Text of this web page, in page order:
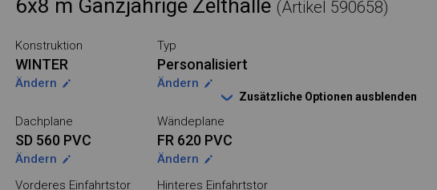
6x8 m Ganzjährige Zelthalle (Artikel 590658)
Konstruktion
WINTER
Ändern
Typ
Personalisiert
Ändern
Zusätzliche Optionen ausblenden
Dachplane
SD 560 PVC
Ändern
Wändeplane
FR 620 PVC
Ändern
Vorderes Einfahrtstor
Hinteres Einfahrtstor